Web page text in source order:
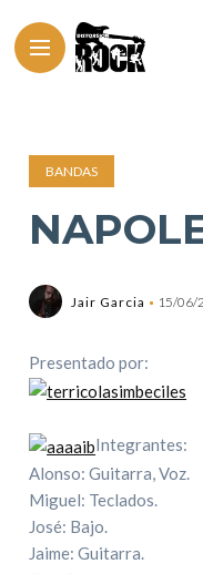
BANDAS
Jair Garcia 15/06/
Presentado por:
Integrantes:
Alonso: Guitarra, Voz.
Miguel: Teclados.
José: Bajo.
Jaime: Guitarra.